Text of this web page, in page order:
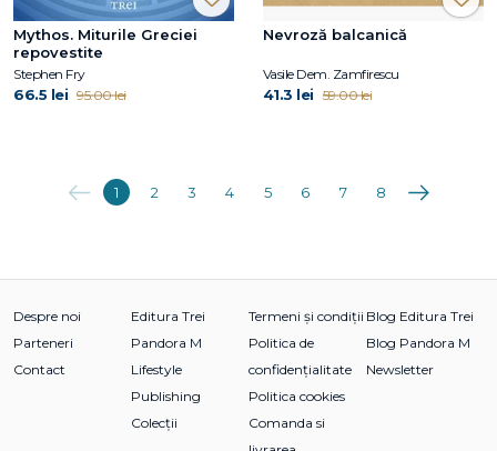
Mythos. Miturile Greciei
repovestite
Stephen Fry
66.5 lei 95.00 lei
Nevroză balcanică
Vasile Dem. Zamfirescu
41.3 lei 59.00 lei
Anterioara
1 2 3 4 5 6 7 8 Următoarea
Despre noi
Parteneri
Contact
Editura Trei
Pandora M
Lifestyle
Publishing
Colecții
Termeni și condiții
Politica de
confidențialitate
Politica cookies
Comanda si
Blog Editura Trei
Blog Pandora M
Newsletter